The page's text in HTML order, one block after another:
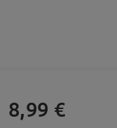
8,99 €